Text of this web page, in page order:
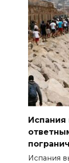
Испания
Испания